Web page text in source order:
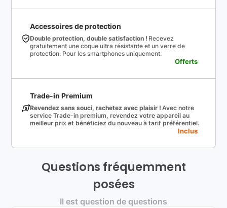
Accessoires de protection
Double protection, double satisfaction ! Recevez
gratuitement une coque ultra résistante et un verre de
protection. Pour les smartphones uniquement.
Offerts
Trade-in Premium
Revendez sans souci, rachetez avec plaisir ! Avec notre
service Trade-in premium, revendez votre appareil au
meilleur prix et bénéficiez du nouveau à tarif préférentiel.
Inclus
Questions fréquemment
posées
Il est question de questions